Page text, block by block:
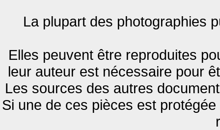
La plupart des photographies
Elles peuvent être reproduites
leur auteur est nécessaire pour
Les sources des autres
Si une de ces pièces est